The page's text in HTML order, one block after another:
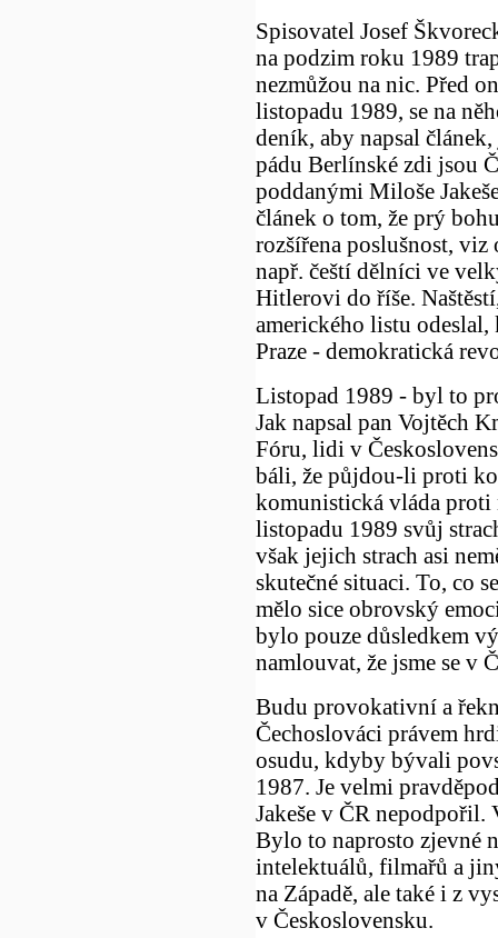
Spisovatel Josef
na podzim roku 1989
nezmůžou na nic. Před
listopadu 1989, se na
deník, aby napsal
pádu Berlínské zdi jsou
poddanými Miloše
článek o tom, že prý
rozšířena poslušnost,
např. čeští dělníci ve
Hitlerovi do říše.
amerického listu odeslal,
Praze - demokratická
Listopad 1989 - byl to
Jak napsal pan Vojtěch
Fóru, lidi v
báli, že půjdou-li proti
komunistická vláda proti
listopadu 1989 svůj
však jejich strach asi
skutečné situaci. To, co
mělo sice obrovský
bylo pouze důsledkem
namlouvat, že jsme se v
Budu provokativní a
Čechoslováci právem
osudu, kdyby bývali
1987. Je velmi
Jakeše v ČR nepodpořil.
Bylo to naprosto zjevné
intelektuálů, filmařů a
na Západě, ale také i z
v Československu.